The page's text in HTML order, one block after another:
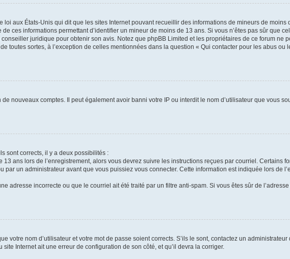
loi aux États-Unis qui dit que les sites Internet pouvant recueillir des informations de mineurs de moins
ces informations permettant d’identifier un mineur de moins de 13 ans. Si vous n’êtes pas sûr que
juridique pour obtenir son avis. Notez que phpBB Limited et les propriétaires de ce forum ne
toutes sortes, à l’exception de celles mentionnées dans la question « Qui contacter pour les abus ou
nouveaux comptes. Il peut également avoir banni votre IP ou interdit le nom d’utilisateur que vous
sont corrects, il y a deux possibilités :
ans lors de l’enregistrement, alors vous devrez suivre les instructions reçues par courriel. Certains
un administrateur avant que vous puissiez vous connecter. Cette information est indiquée lors de
adresse incorrecte ou que le courriel ait été traité par un filtre anti-spam. Si vous êtes sûr de
votre nom d’utilisateur et votre mot de passe soient corrects. S’ils le sont, contactez un
Internet ait une erreur de configuration de son côté, et qu’il devra la corriger.